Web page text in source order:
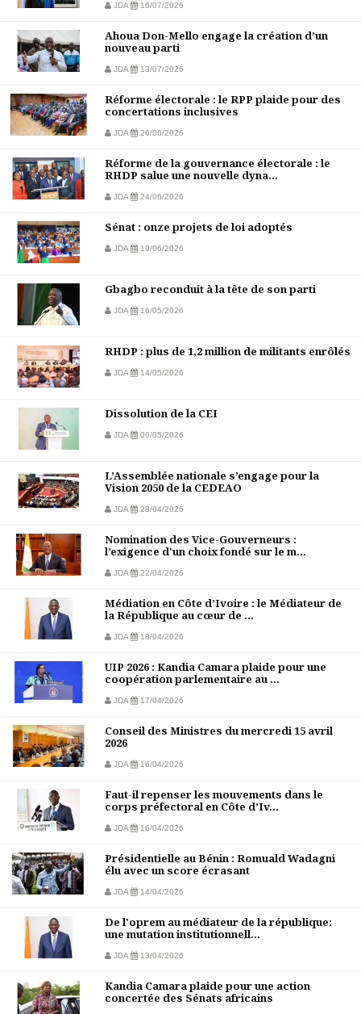
JDA 16/07/2026
Ahoua Don-Mello engage la création d’un
nouveau parti
JDA 13/07/2026
Réforme électorale : le RPP plaide pour des
concertations inclusives
JDA 26/06/2026
Réforme de la gouvernance électorale : le
RHDP salue une nouvelle dyna...
JDA 24/06/2026
Sénat : onze projets de loi adoptés
JDA 19/06/2026
Gbagbo reconduit à la tête de son parti
JDA 16/05/2026
RHDP : plus de 1,2 million de militants enrôlés
JDA 14/05/2026
Dissolution de la CEI
JDA 06/05/2026
L’Assemblée nationale s’engage pour la
Vision 2050 de la CEDEAO
JDA 28/04/2026
Nomination des Vice-Gouverneurs :
l’exigence d'un choix fondé sur le m...
JDA 22/04/2026
Médiation en Côte d’Ivoire : le Médiateur de
la République au cœur de ...
JDA 18/04/2026
UIP 2026 : Kandia Camara plaide pour une
coopération parlementaire au ...
JDA 17/04/2026
Conseil des Ministres du mercredi 15 avril
2026
JDA 16/04/2026
Faut-il repenser les mouvements dans le
corps préfectoral en Côte d’Iv...
JDA 16/04/2026
Présidentielle au Bénin : Romuald Wadagni
élu avec un score écrasant
JDA 14/04/2026
De l'oprem au médiateur de la république:
une mutation institutionnell...
JDA 13/04/2026
Kandia Camara plaide pour une action
concertée des Sénats africains